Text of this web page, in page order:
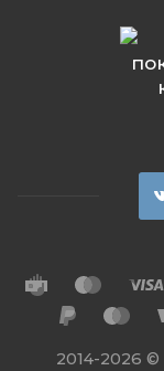
2014-2026 ©